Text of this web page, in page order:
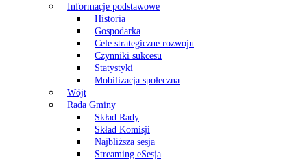
Informacje podstawowe
Historia
Gospodarka
Cele strategiczne rozwoju
Czynniki sukcesu
Statystyki
Mobilizacja społeczna
Wójt
Rada Gminy
Skład Rady
Skład Komisji
Najbliższa sesja
Streaming eSesja